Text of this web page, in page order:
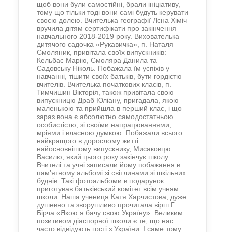
щоб вони були самостійні, брали ініціативу,
тому що тільки тоді вони самі будуть керувати
своєю долею. Вчителька географії Лєна Хіміч
вручила дітям сертифікати про закінчення
навчального 2018-2019 року. Вихователька
дитячого садочка «Рукавичка», п. Наталя
Смоляник, привітала своїх випускників:
Кельбас Марію, Смоляра Данила та
Садовську Ніколь. Побажала їм успіхів у
навчанні, тішити своїх батьків, бути гордістю
вчителів. Вчителька початкових класів, п.
Тимчишин Вікторія, також привітала свою
випускницю Драб Юліану, пригадала, якою
маленькою та прийшла в перший клас, і що
зараз вона є абсолютно самодостатньою
особистістю, зі своїми напрацюваннями,
мріями і власною думкою. Побажали всього
найкращого в дорослому житті
найосновнішому випускнику, Мисаковцю
Василю, який цього року закінчує школу.
Вчителі та учні записали йому побажання в
пам’ятному альбомі зі світлинами зі шкільних
буднів. Такі фотоальбоми в подарунок
приготував батьківський комітет всім учням
школи. Наша учениця Катя Харчистова, дуже
душевно та зворушливо прочитала вірш Г.
Бірча «Якою я бачу свою Україну». Великим
позитивом діаспорної школи є те, що нас
часто відвідують гості з України. І саме тому